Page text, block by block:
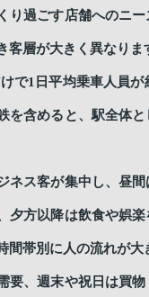
り過ごす店舗へのニ
客層が大きく異なりま
で1日平均乗車人員が
を含めると、駅全体
ネス客が集中し、昼
夕方以降は飲食や娯
間帯別に人の流れが大
要、週末や祝日は買